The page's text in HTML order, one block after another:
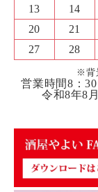
13
14
20
21
27
28
※背
営業時間8：
令和8年8